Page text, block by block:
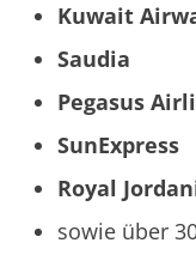
Kuwait
Saudia
Pegasus
SunExpress
Royal
sowie über